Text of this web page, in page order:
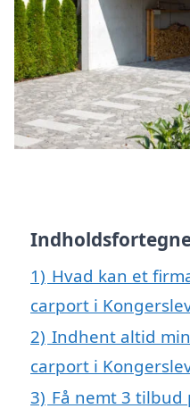
1) Hvad kan et
carport i
2) Indhent altid
carport i
3) Få nemt 3 tilbud